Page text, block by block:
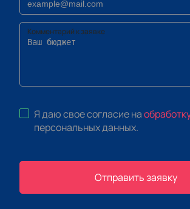
Комментарий к заявке
Я даю свое согласие на
персональных данных.
Отправить заявку